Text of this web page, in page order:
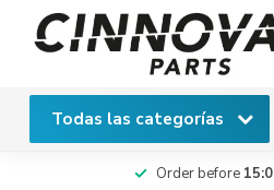
Todas las categorías
Order before